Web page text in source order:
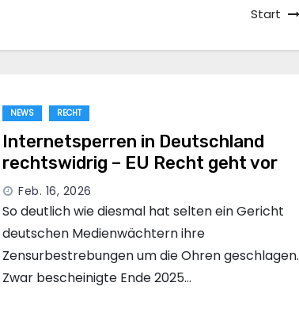
Start
NEWS RECHT
Internetsperren in Deutschland
rechtswidrig – EU Recht geht vor
Feb. 16, 2026
So deutlich wie diesmal hat selten ein Gericht
deutschen Medienwächtern ihre
Zensurbestrebungen um die Ohren geschlagen.
Zwar bescheinigte Ende 2025…